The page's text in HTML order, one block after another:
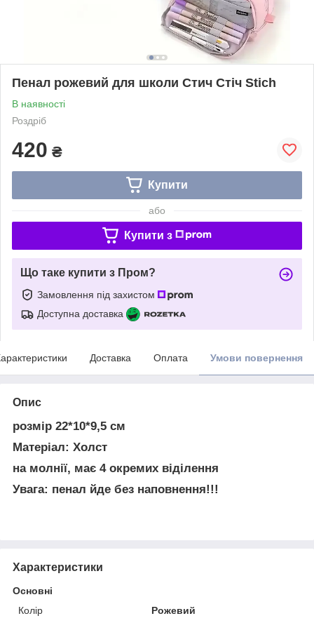
Пенал рожевий для школи Стич Стіч Stich
В наявності
Роздріб
420 ₴
Купити
або
Купити з
Що таке купити з Пром?
Замовлення під захистом
Доступна доставка
Доставка Оплата Умови повернення
Опис
розмір 22*10*9,5 см
Матеріал: Холст
на молнії, має 4 окремих віділення
Увага: пенал йде без наповнення!!!
Характеристики
Основні
Колір
Рожевий